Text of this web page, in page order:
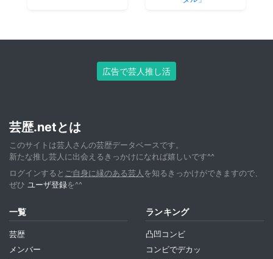
広告で芸人推し活
芸歴.netとは
このサイトは芸人さんの芸歴データベースです。
新たな推し芸人に出会えるきっかけになれば嬉しいです^^
ログインすると ご自身に縁のある芸人 を知るきっかけができますので、
ぜひ ユーザ登録を^^
一覧
芸歴
メンバー
ランキング
凸凹コンビ
コンビでデカッ